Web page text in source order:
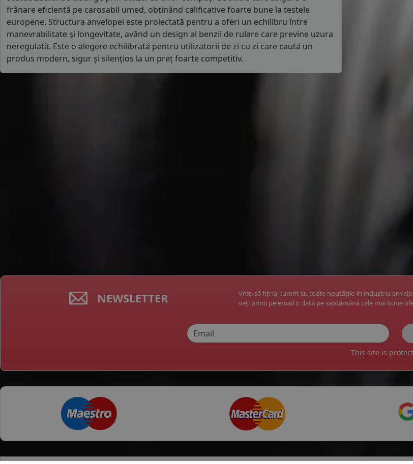
frânare eficientă pe carosabil umed, obținând calificative foarte bune la testele
europene. Structura anvelopei este proiectată pentru a oferi un echilibru între
manevrabilitate și longevitate, având un design al benzii de rulare care previne uzura
neregulată. Este o alegere echilibrată pentru utilizatorii de zi cu zi care caută un
produs modern, sigur și silențios la un preț foarte competitiv.
NEWSLETTER
Vreți să fiți la curent cu toate noutățile în industria
veți primi pe email o dată pe săptămână cele mai bune
This site is